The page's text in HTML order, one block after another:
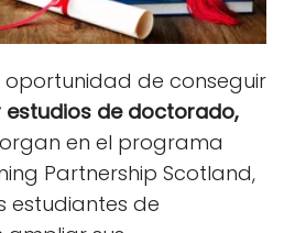
oportunidad de conseguir
de doctorado,
en el programa
Partnership Scotland,
estudiantes de